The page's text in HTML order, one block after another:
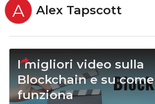
A Alex Tapscott
I migliori video sulla
Blockchain e su come
funziona